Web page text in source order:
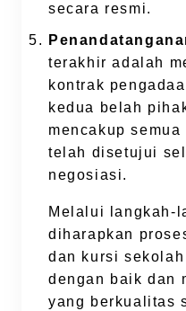
secara resmi.
terakhir adalah
kontrak
kedua belah
mencakup
telah disetujui
negosiasi.
Melalui langkah-
diharapkan
dan kursi
dengan baik dan
yang berkualitas